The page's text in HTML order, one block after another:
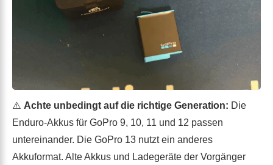
⚠️ Achte unbedingt auf die richtige Generation: Die
Enduro-Akkus für GoPro 9, 10, 11 und 12 passen
untereinander. Die GoPro 13 nutzt ein anderes
Akkuformat. Alte Akkus und Ladegeräte der Vorgänger